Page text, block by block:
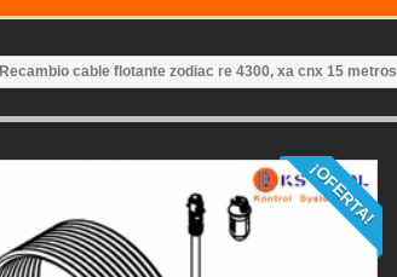
Recambio cable flotante zodiac re 4300, xa cnx 15 metros
¡OFERTA!